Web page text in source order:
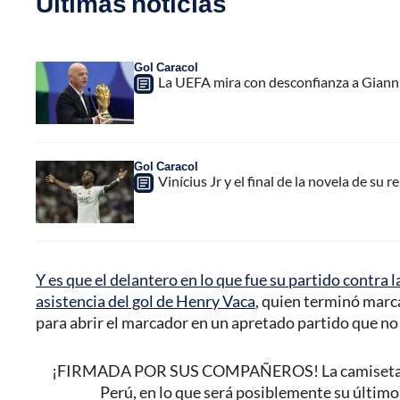
Gol Caracol
La UEFA mira con desconfianza a
Gol Caracol
Vinícius Jr y el final de la novela de su
Y es que el delantero en lo que fue su partido contra
asistencia del gol de Henry Vaca, quien terminó
para abrir el marcador en un apretado partido que
¡FIRMADA POR SUS COMPAÑEROS! La
Perú, en lo que será posiblemente su